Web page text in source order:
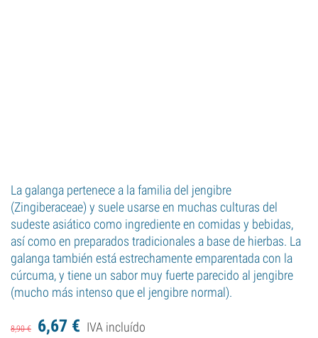
La galanga pertenece a la familia del jengibre
(Zingiberaceae) y suele usarse en muchas culturas del
sudeste asiático como ingrediente en comidas y bebidas,
así como en preparados tradicionales a base de hierbas. La
galanga también está estrechamente emparentada con la
cúrcuma, y tiene un sabor muy fuerte parecido al jengibre
(mucho más intenso que el jengibre normal).
8,90€ 6,67 € IVA incluído